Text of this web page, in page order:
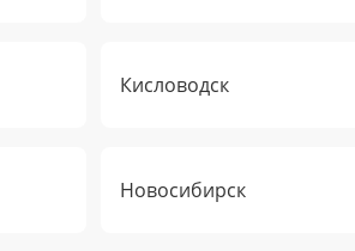
Кисловодск
Новосибирск